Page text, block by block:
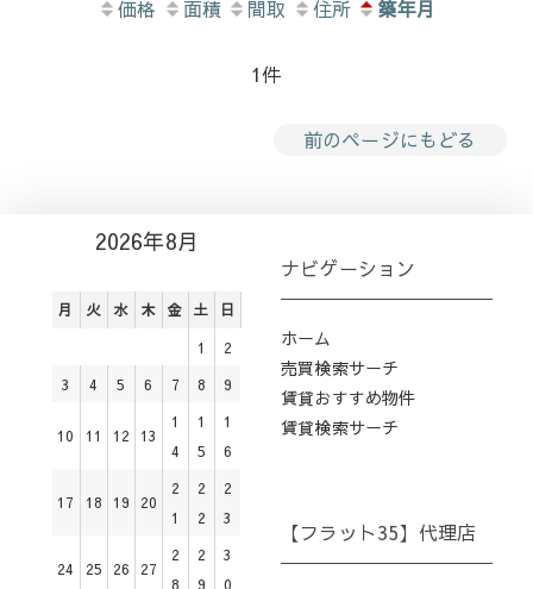
価格 面積 間取 住所 築年月
1件
前のページにもどる
2026年8月
月 火 水 木 金 土 日
1
2
3
4 5 6 7 8 9
10 11 12 13
1
4
1
5
1
6
17 18 19 20
2
1
2
2
2
3
24 25 26 27
2
8
2
9
3
0
ナビゲーション
ホーム
売買検索サーチ
賃貸おすすめ物件
賃貸検索サーチ
【フラット35】代理店